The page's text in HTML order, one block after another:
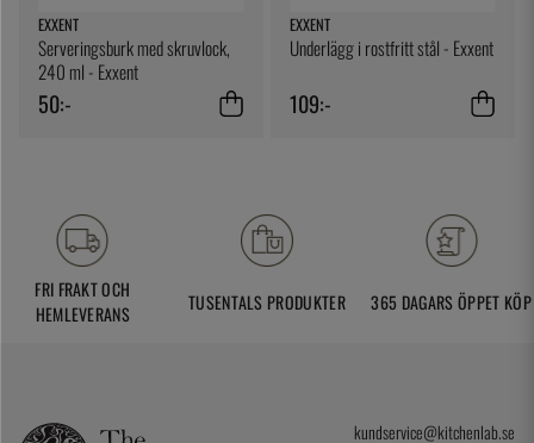
EXXENT
Serveringsburk med skruvlock,
240 ml - Exxent
50:-
EXXENT
Underlägg i rostfritt stål - Exxent
109:-
FRI FRAKT OCH
HEMLEVERANS
TUSENTALS PRODUKTER 365 DAGARS ÖPPET KÖP
kundservice@kitchenlab.se